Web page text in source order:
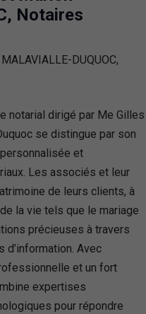
Notaires
notarial dirigé par Me Gilles
se distingue par son
et
Les associés et leur
de leurs clients, à
la vie tels que le mariage
précieuses à travers
Avec
et un fort
expertises
pour répondre